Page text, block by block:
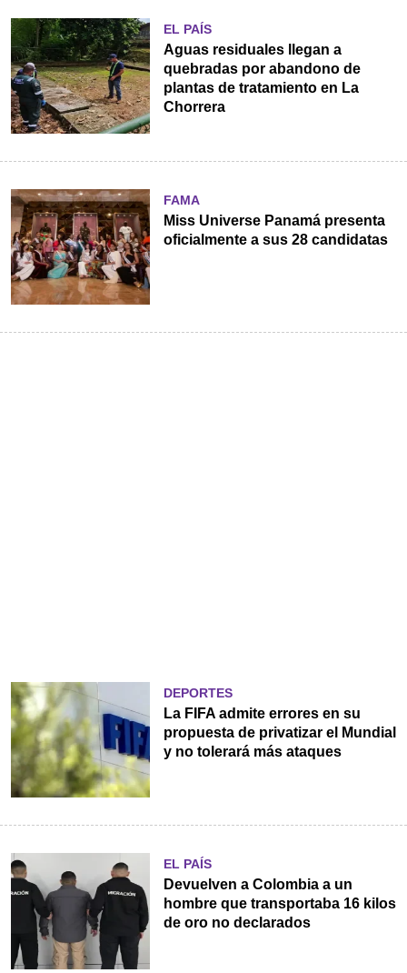
EL PAÍS
Aguas residuales llegan a
quebradas por abandono de
plantas de tratamiento en La
Chorrera
FAMA
Miss Universe Panamá presenta
oficialmente a sus 28 candidatas
DEPORTES
La FIFA admite errores en su
propuesta de privatizar el Mundial
y no tolerará más ataques
EL PAÍS
Devuelven a Colombia a un
hombre que transportaba 16 kilos
de oro no declarados